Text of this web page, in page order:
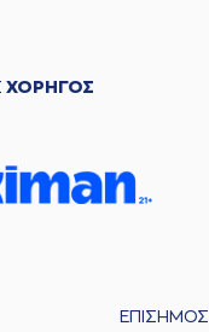
ΧΟΡΗΓΟΣ
ΕΠΙΣΗΜΟΣ